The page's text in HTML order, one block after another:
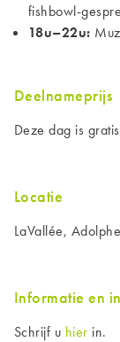
fishbowl-
18u–22u:
Deelnameprijs
Deze dag is
Locatie
LaVallée,
Informatie en
Schrijf u hier in.